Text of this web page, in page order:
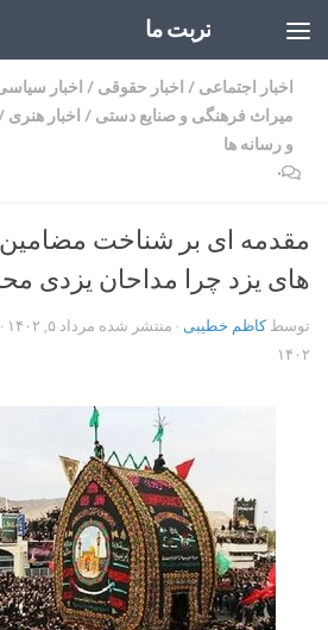
تربت ما
اخبار اجتماعی / اخبار حقوقی / اخبار
میراث فرهنگی و صنایع دستی / اخبار هنری
و رسانه ها
۰
مقدمه ای بر شناخت
های یزد چرا مداحان یزدی
توسطکاظم خطیبی · منتشر شده مرداد ۵, ۱۴۰۲
۱۴۰۲